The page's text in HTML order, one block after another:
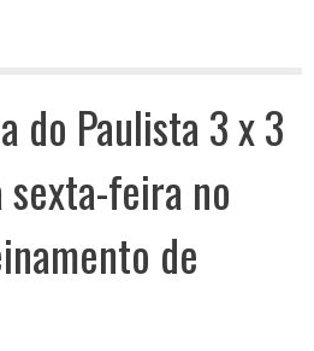
do Paulista 3 x 3
feira no
de